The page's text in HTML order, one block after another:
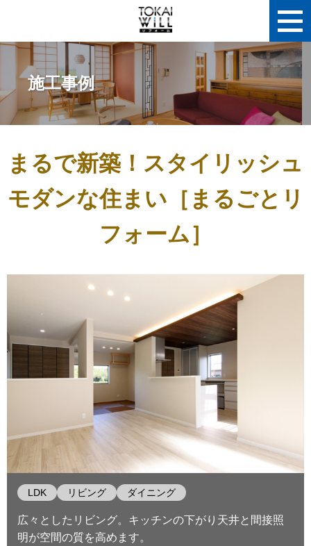
施工事例
まるで新築！スタイリッシュ
モダンな住まい［まるごとリ
フォーム］
LDK リビング ダイニング
広々としたリビング。キッチンの下がり天井と間接照
明が空間の質を高めます。